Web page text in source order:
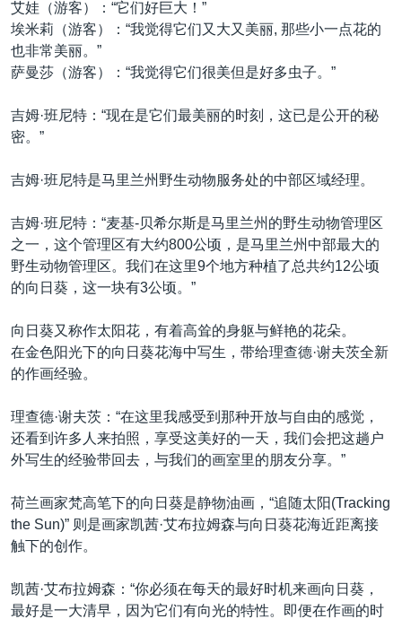
艾娃（游客）：“它们好巨大！”
埃米莉（游客）：“我觉得它们又大又美丽, 那些小一点花的
也非常美丽。”
萨曼莎（游客）：“我觉得它们很美但是好多虫子。”
吉姆·班尼特：“现在是它们最美丽的时刻，这已是公开的秘
密。”
吉姆·班尼特是马里兰州野生动物服务处的中部区域经理。
吉姆·班尼特：“麦基-贝希尔斯是马里兰州的野生动物管理区
之一，这个管理区有大约800公顷，是马里兰州中部最大的
野生动物管理区。我们在这里9个地方种植了总共约12公顷
的向日葵，这一块有3公顷。”
向日葵又称作太阳花，有着高耸的身躯与鲜艳的花朵。
在金色阳光下的向日葵花海中写生，带给理查德·谢夫茨全新
的作画经验。
理查德·谢夫茨：“在这里我感受到那种开放与自由的感觉，
还看到许多人来拍照，享受这美好的一天，我们会把这趟户
外写生的经验带回去，与我们的画室里的朋友分享。”
荷兰画家梵高笔下的向日葵是静物油画，“追随太阳(Tracking
the Sun)” 则是画家凯茜·艾布拉姆森与向日葵花海近距离接
触下的创作。
凯茜·艾布拉姆森：“你必须在每天的最好时机来画向日葵，
最好是一大清早，因为它们有向光的特性。即便在作画的时